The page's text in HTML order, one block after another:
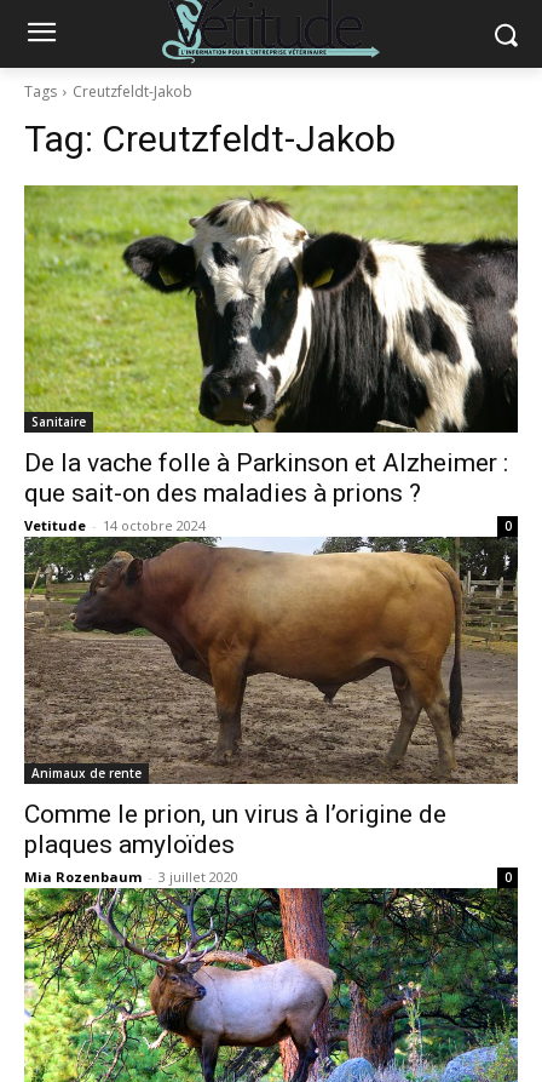
Tags Creutzfeldt-Jakob
Tag: Creutzfeldt-Jakob
Sanitaire
De la vache folle à Parkinson et Alzheimer :
que sait-on des maladies à prions ?
Vetitude - 14 octobre 2024 0
Animaux de rente
Comme le prion, un virus à l’origine de
plaques amyloïdes
Mia Rozenbaum - 3 juillet 2020 0